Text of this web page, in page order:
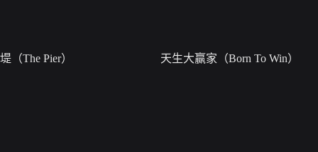
堤（The Pier） 天生大赢家（Born To Win）